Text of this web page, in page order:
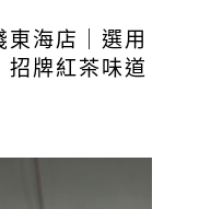
東海店｜選用
招牌紅茶味道